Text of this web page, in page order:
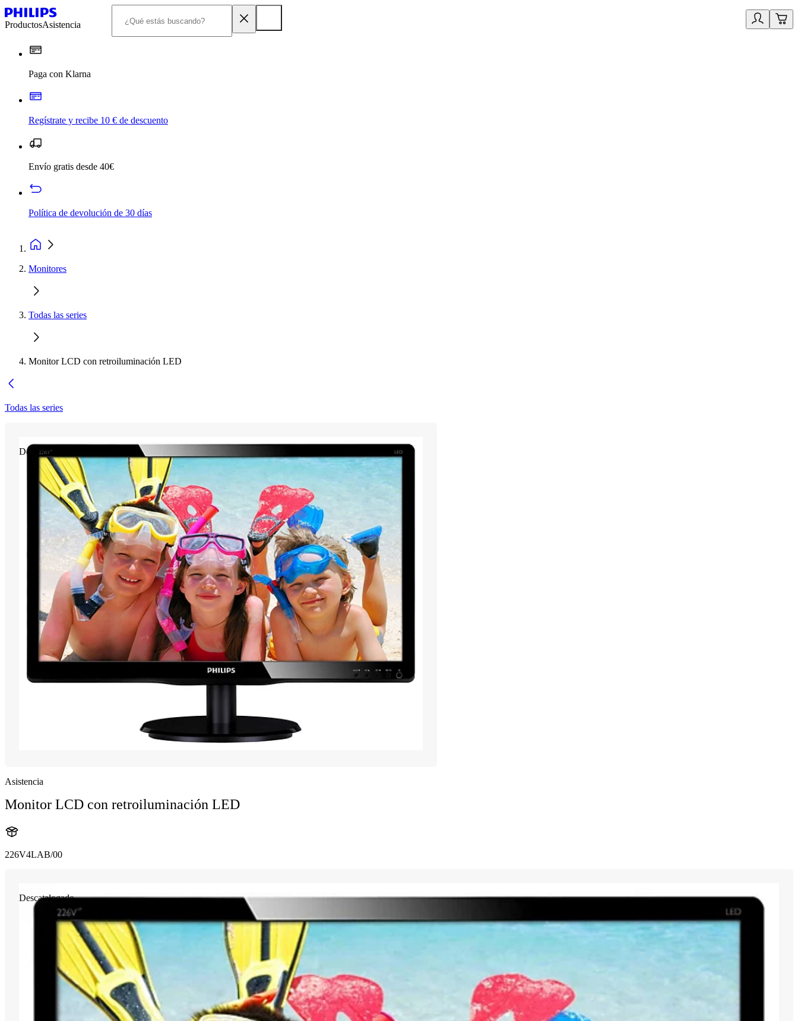
ProductosAsistencia
Paga con Klarna
Regístrate y recibe 10 € de descuento
Envío gratis desde 40€
Política de devolución de 30 días
Monitores
Todas las series
Monitor LCD con retroiluminación LED
Todas las series
Descatalogado
Asistencia
Monitor LCD con retroiluminación LED
226V4LAB/00
Descatalogado